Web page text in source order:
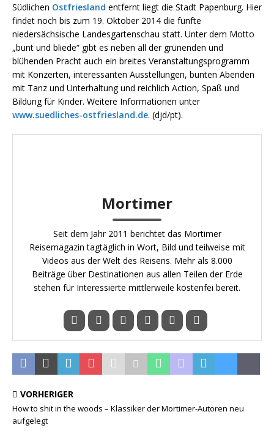
Südlichen Ostfriesland entfernt liegt die Stadt Papenburg. Hier
findet noch bis zum 19. Oktober 2014 die fünfte
niedersächsische Landesgartenschau statt. Unter dem Motto
„bunt und bliede“ gibt es neben all der grünenden und
blühenden Pracht auch ein breites Veranstaltungsprogramm
mit Konzerten, interessanten Ausstellungen, bunten Abenden
mit Tanz und Unterhaltung und reichlich Action, Spaß und
Bildung für Kinder. Weitere Informationen unter
www.suedliches-ostfriesland.de. (djd/pt).
Mortimer
Seit dem Jahr 2011 berichtet das Mortimer
Reisemagazin tagtäglich in Wort, Bild und teilweise mit
Videos aus der Welt des Reisens. Mehr als 8.000
Beiträge über Destinationen aus allen Teilen der Erde
stehen für Interessierte mittlerweile kostenfei bereit.
VORHERIGER
How to shit in the woods – Klassiker der Mortimer-Autoren neu
aufgelegt